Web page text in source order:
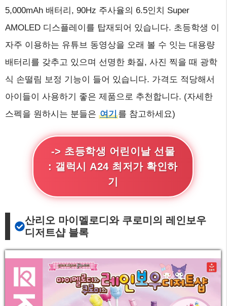
5,000mAh 배터리, 90Hz 주사율의 6.5인치 Super
AMOLED 디스플레이를 탑재되어 있습니다. 초등학생 이
자주 이용하는 유튜브 동영상을 오래 볼 수 잇는 대용량
배터리를 갖추고 있으며 선명한 화질, 사진 찍을 때 광학
식 손떨림 보정 기능이 들어 있습니다. 가격도 적당해서
아이들이 사용하기 좋은 제품으로 추천합니다. (자세한
스펙을 원하시는 분들은 여기를 참고하세요)
-> 초등학생 어린이날 선물
: 갤럭시 A24 최저가 확인하
기
산리오 마이멜로디와 쿠로미의 레인보우
디저트샵 블록